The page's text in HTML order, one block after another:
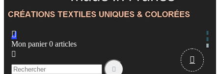

Mon panier 0 articles


